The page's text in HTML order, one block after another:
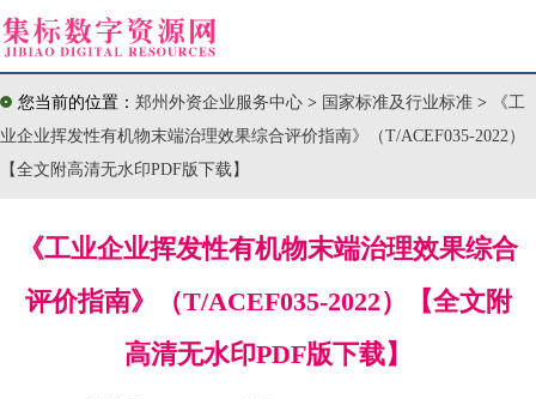
您当前的位置： 郑州外资企业服务中心 > 国家标准及行业标准 >
《工
业企业挥发性有机物末端治理效果综合评价指南》（T/ACEF035-2022）
【全文附高清无水印PDF版下载】
《工业企业挥发性有机物末端治理效果综合
评价指南》（T/ACEF035-2022）【全文附
高清无水印PDF版下载】